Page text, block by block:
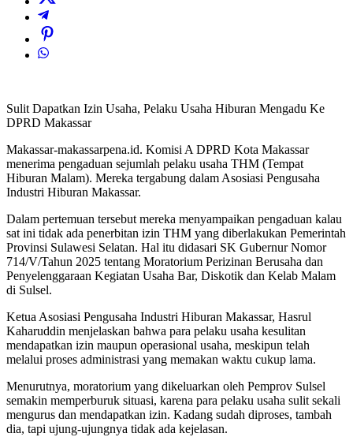
Sulit Dapatkan Izin Usaha, Pelaku Usaha Hiburan Mengadu Ke
DPRD Makassar
Makassar-makassarpena.id. Komisi A DPRD Kota Makassar
menerima pengaduan sejumlah pelaku usaha THM (Tempat
Hiburan Malam). Mereka tergabung dalam Asosiasi Pengusaha
Industri Hiburan Makassar.
Dalam pertemuan tersebut mereka menyampaikan pengaduan kalau
sat ini tidak ada penerbitan izin THM yang diberlakukan Pemerintah
Provinsi Sulawesi Selatan. Hal itu didasari SK Gubernur Nomor
714/V/Tahun 2025 tentang Moratorium Perizinan Berusaha dan
Penyelenggaraan Kegiatan Usaha Bar, Diskotik dan Kelab Malam
di Sulsel.
Ketua Asosiasi Pengusaha Industri Hiburan Makassar, Hasrul
Kaharuddin menjelaskan bahwa para pelaku usaha kesulitan
mendapatkan izin maupun operasional usaha, meskipun telah
melalui proses administrasi yang memakan waktu cukup lama.
Menurutnya, moratorium yang dikeluarkan oleh Pemprov Sulsel
semakin memperburuk situasi, karena para pelaku usaha sulit sekali
mengurus dan mendapatkan izin. Kadang sudah diproses, tambah
dia, tapi ujung-ujungnya tidak ada kejelasan.